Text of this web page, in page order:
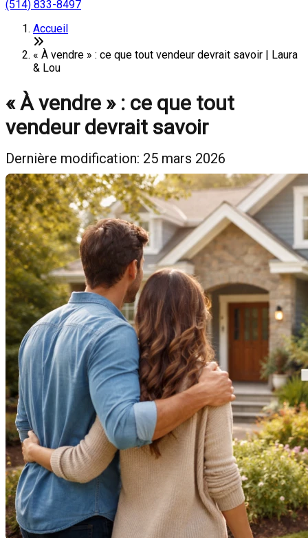
(514) 833-8497
Accueil
« À vendre » : ce que tout vendeur devrait savoir | Laura
& Lou
« À vendre » : ce que tout
vendeur devrait savoir
Dernière modification: 25 mars 2026